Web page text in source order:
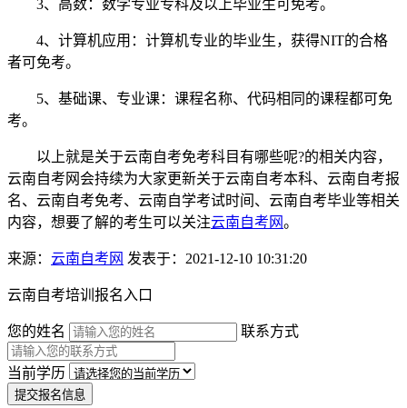
3、高数：数学专业专科及以上毕业生可免考。
4、计算机应用：计算机专业的毕业生，获得NIT的合格
者可免考。
5、基础课、专业课：课程名称、代码相同的课程都可免
考。
以上就是关于云南自考免考科目有哪些呢?的相关内容，
云南自考网会持续为大家更新关于云南自考本科、云南自考报
名、云南自考免考、云南自学考试时间、云南自考毕业等相关
内容，想要了解的考生可以关注云南自考网。
来源： 云南自考网 发表于：2021-12-10 10:31:20
云南自考培训报名入口
您的姓名 联系方式
当前学历
提交报名信息